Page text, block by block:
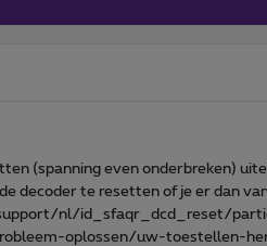
(spanning even onderbreken)
decoder te resetten of je er dan
nl/id_sfaqr_dcd_reset/
oplossen/uw-toestellen-